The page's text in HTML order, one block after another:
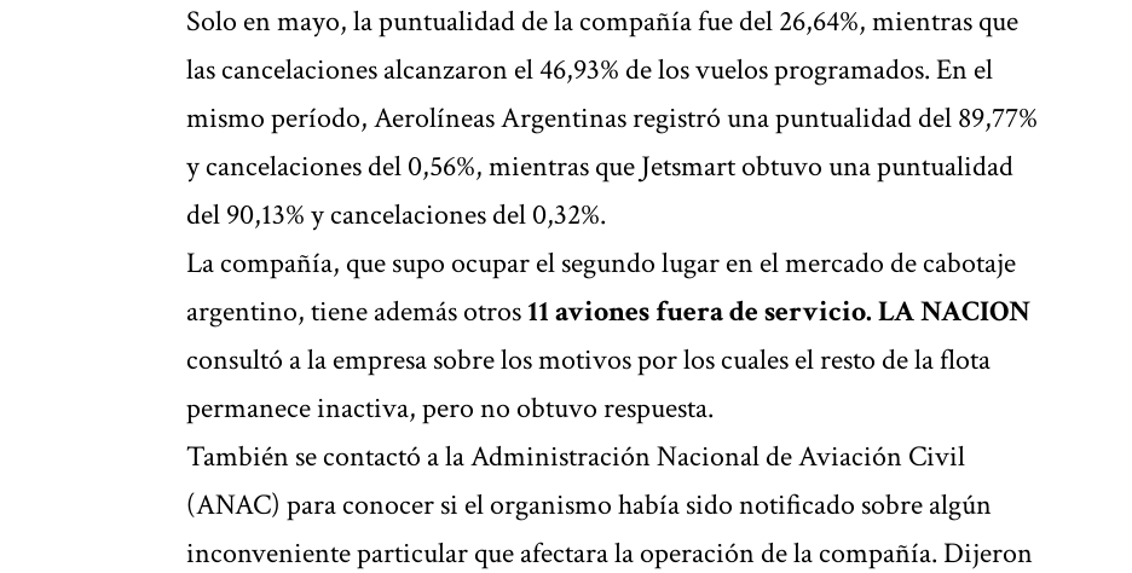
Solo en mayo, la puntualidad de la compañía fue del 26,64%, mientras que
las cancelaciones alcanzaron el 46,93% de los vuelos programados. En el
mismo período, Aerolíneas Argentinas registró una puntualidad del 89,77%
y cancelaciones del 0,56%, mientras que Jetsmart obtuvo una puntualidad
del 90,13% y cancelaciones del 0,32%.
La compañía, que supo ocupar el segundo lugar en el mercado de cabotaje
argentino, tiene además otros11 aviones fuera de servicio. LA NACION
consultó a la empresa sobre los motivos por los cuales el resto de la flota
permanece inactiva, pero no obtuvo respuesta.
También se contactó a la Administración Nacional de Aviación Civil
(ANAC) para conocer si el organismo había sido notificado sobre algún
inconveniente particular que afectara la operación de la compañía. Dijeron